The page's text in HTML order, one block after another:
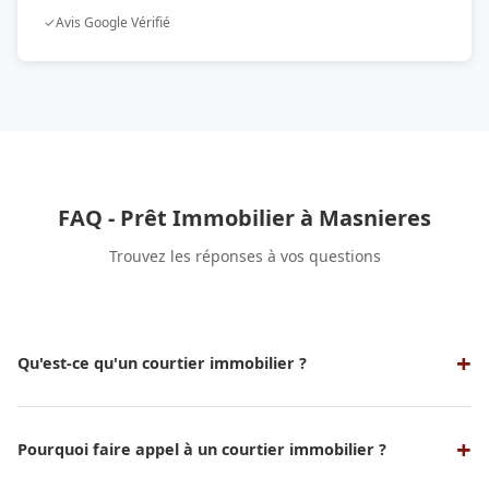
✓Avis Google Vérifié
FAQ - Prêt Immobilier à Masnieres
Trouvez les réponses à vos questions
Qu'est-ce qu'un courtier immobilier ?
organisme de crédit pour obtenir un prêt immobilier aux
Pourquoi faire appel à un courtier immobilier ?